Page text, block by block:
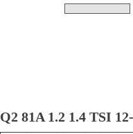
Q2 81A 1.2 1.4 TSI 12-